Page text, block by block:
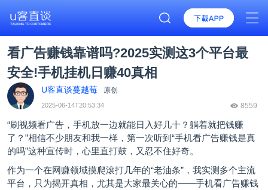
看广告赚钱靠谱吗?2025实测这3个平台最
安全!手机挂机日赚40真相
U客直谈蔓越莓 原创
2025-06-14T20:53:34 8559
“刷视频看广告，手机放一边就能日入好几十？躺着就把钱赚
了？”相信不少朋友和我一样，第一次听到“手机看广告赚钱是真
的吗”这种宣传时，心里直打鼓，又忍不住好奇。
作为一个在网赚领域摸爬滚打几年的“老油条”，我实测多个主流
平台，只为揭开真相，尤其是大家最关心的——手机看广告赚钱